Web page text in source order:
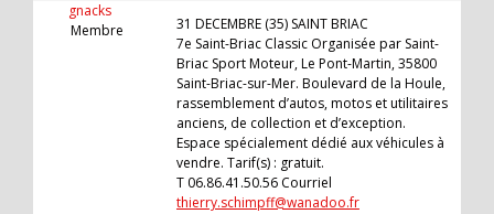
gnacks
Membre
31 DECEMBRE (35) SAINT BRIAC
7e Saint-Briac Classic Organisée par Saint-
Briac Sport Moteur, Le Pont-Martin, 35800
Saint-Briac-sur-Mer. Boulevard de la Houle,
rassemblement d’autos, motos et utilitaires
anciens, de collection et d’exception.
Espace spécialement dédié aux véhicules à
vendre. Tarif(s) : gratuit.
T 06.86.41.50.56 Courriel
thierry.schimpff@wanadoo.fr